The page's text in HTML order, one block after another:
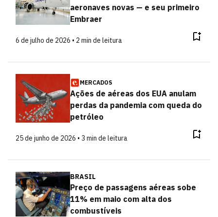
aeronaves novas — e seu primeiro
Embraer
6 de julho de 2026 • 2 min de leitura
MERCADOS
Ações de aéreas dos EUA anulam
perdas da pandemia com queda do
petróleo
25 de junho de 2026 • 3 min de leitura
BRASIL
Preço de passagens aéreas sobe
11% em maio com alta dos
combustíveis